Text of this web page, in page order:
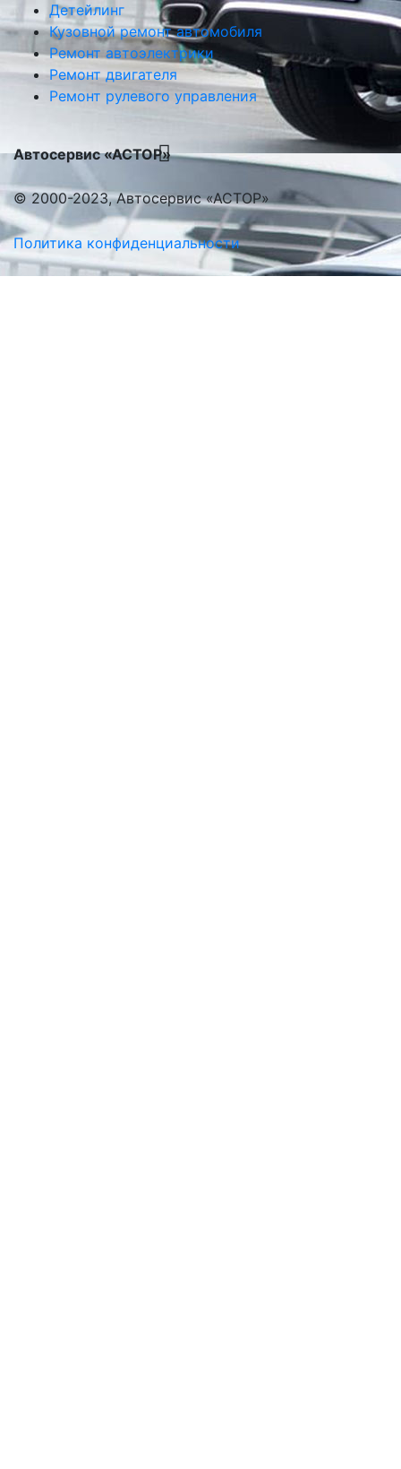
Детейлинг
Кузовной ремонт автомобиля
Ремонт автоэлектрики
Ремонт двигателя
Ремонт рулевого управления
Автосервис «АСТОР»
© 2000-2023, Автосервис «АСТОР»
Политика конфиденциальности